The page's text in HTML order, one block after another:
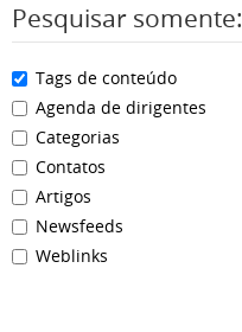
Pesquisar somente:
Tags de conteúdo
Agenda de dirigentes
Categorias
Contatos
Artigos
Newsfeeds
Weblinks